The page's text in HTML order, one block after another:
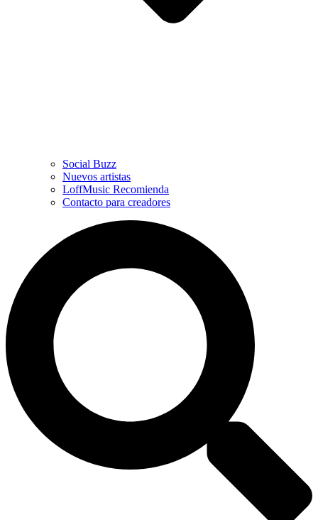
Social Buzz
Nuevos artistas
LoffMusic Recomienda
Contacto para creadores